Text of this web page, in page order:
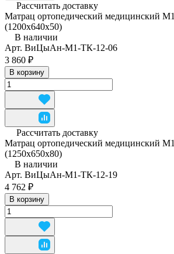
Рассчитать доставку
Матрац ортопедический медицинский
(1200x640x50)
В наличии
Арт. ВиЦыАн-М1-ТК-12-06
3 860 ₽
В корзину
Рассчитать доставку
Матрац ортопедический медицинский
(1250x650x80)
В наличии
Арт. ВиЦыАн-М1-ТК-12-19
4 762 ₽
В корзину